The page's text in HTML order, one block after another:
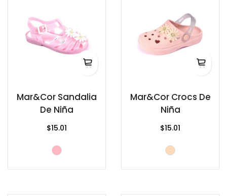
Mar&Cor Sandalia
De Niña
$15.01
Mar&Cor Crocs De
Niña
$15.01